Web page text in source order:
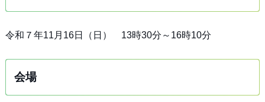
令和７年11月16日（日） 13時30分～16時10分
会場